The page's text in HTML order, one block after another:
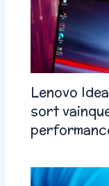
Lenovo
sort